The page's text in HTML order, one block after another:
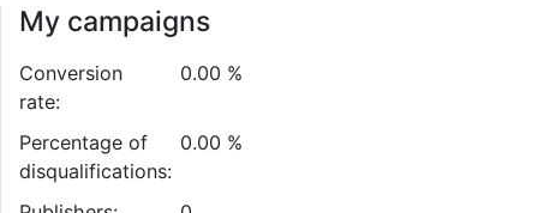
My campaigns
Conversion
rate:
0.00 %
Percentage of
disqualifications:
0.00 %